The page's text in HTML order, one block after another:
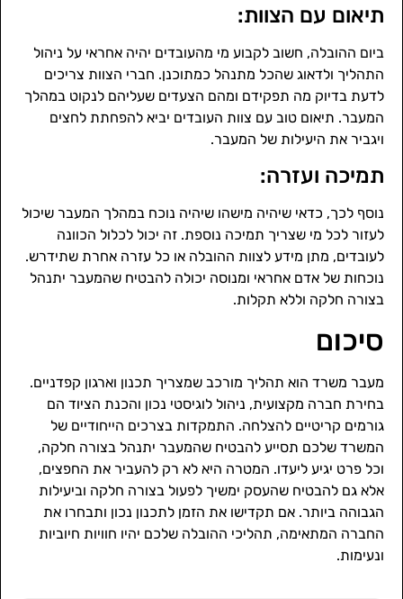
תיאום עם הצוות:
ביום ההובלה, חשוב לקבוע מי מהעובדים יהיה אחראי על ניהול
התהליך ולדאוג שהכל מתנהל כמתוכנן. חברי הצוות צריכים
לדעת בדיוק מה תפקידם ומהם הצעדים שעליהם לנקוט במהלך
המעבר. תיאום טוב עם צוות העובדים יביא להפחתת לחצים
ויגביר את היעילות של המעבר.
תמיכה ועזרה:
נוסף לכך, כדאי שיהיה מישהו שיהיה נוכח במהלך המעבר שיכול
לעזור לכל מי שצריך תמיכה נוספת. זה יכול לכלול הכוונה
לעובדים, מתן מידע לצוות ההובלה או כל עזרה אחרת שתידרש.
נוכחות של אדם אחראי ומנוסה יכולה להבטיח שהמעבר יתנהל
בצורה חלקה וללא תקלות.
סיכום
מעבר משרד הוא תהליך מורכב שמצריך תכנון וארגון קפדניים.
בחירת חברה מקצועית, ניהול לוגיסטי נכון והכנת הציוד הם
גורמים קריטיים להצלחה. התמקדות בצרכים הייחודיים של
המשרד שלכם תסייע להבטיח שהמעבר יתנהל בצורה חלקה,
וכל פרט יגיע ליעדו. המטרה היא לא רק להעביר את החפצים,
אלא גם להבטיח שהעסק ימשיך לפעול בצורה חלקה וביעילות
הגבוהה ביותר. אם תקדישו את הזמן לתכנון נכון ותבחרו את
החברה המתאימה, תהליכי ההובלה שלכם יהיו חוויות חיוביות
ונעימות.